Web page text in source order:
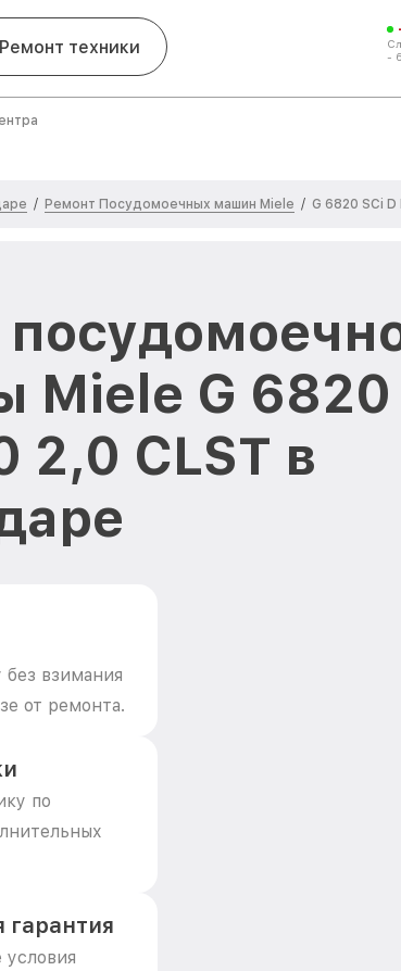
Ремонт техники
-
/ Ремонт Посудомоечных машин Miele / G 6820 SCi D
G 6820
2,0 CLST в
взимания
от ремонта.
по